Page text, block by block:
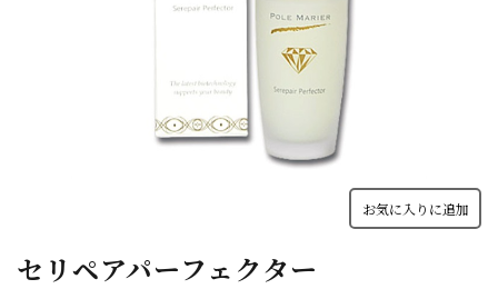
お気に入りに追加
セリペアパーフェクター